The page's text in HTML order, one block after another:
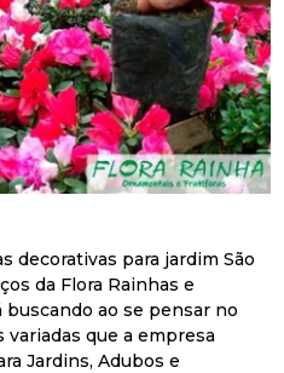
decorativas para jardim São
da Flora Rainhas e
ao se pensar no
variadas que a empresa
Jardins, Adubos e